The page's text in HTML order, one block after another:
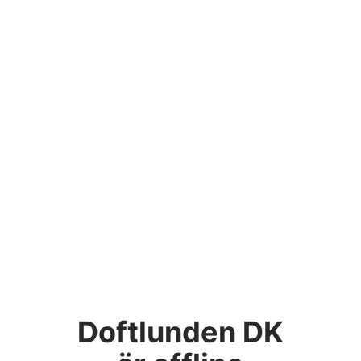
Doftlunden DK